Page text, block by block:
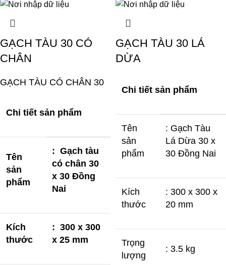
GẠCH TÀU 30 CÓ
CHÂN
GẠCH TÀU CÓ CHÂN 30
Chi tiết sản phẩm
Tên
sản
phẩm
: Gạch tàu
có chân 30
x 30 Đồng
Nai
Kích
thước
: 300 x 300
x 25 mm
GẠCH TÀU 30 LÁ
DỪA
Chi tiết sản phẩm
Tên
sản
phẩm
: Gạch Tàu
Lá Dừa 30 x
30 Đồng Nai
Kích
thước
: 300 x 300 x
20 mm
Trọng
lượng
: 3.5 kg